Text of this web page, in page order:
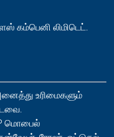
கம்பெனி லிமிடெட்.
உரிமைகளும்
மொபைல்